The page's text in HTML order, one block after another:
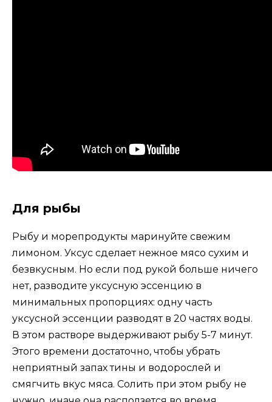
Для рыбы
Рыбу и морепродукты маринуйте свежим
лимоном. Уксус сделает нежное мясо сухим и
безвкусным. Но если под рукой больше ничего
нет, разводите уксусную эссенцию в
минимальных пропорциях: одну часть
уксусной эссенции разводят в 20 частях воды.
В этом растворе выдерживают рыбу 5-7 минут.
Этого времени достаточно, чтобы убрать
неприятный запах тины и водорослей и
смягчить вкус мяса. Солить при этом рыбу не